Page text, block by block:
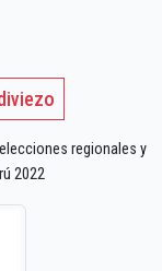
elecciones regionales y
2022